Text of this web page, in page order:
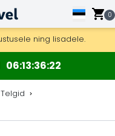
0
üle 99 €.
24 tunni
puidust kaartide ja
ning lisadele.
06133621
Telgid